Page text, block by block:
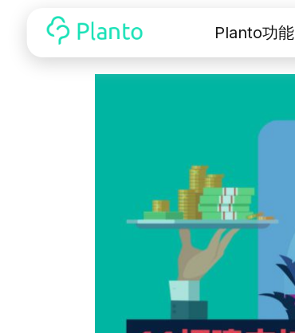
Planto功能